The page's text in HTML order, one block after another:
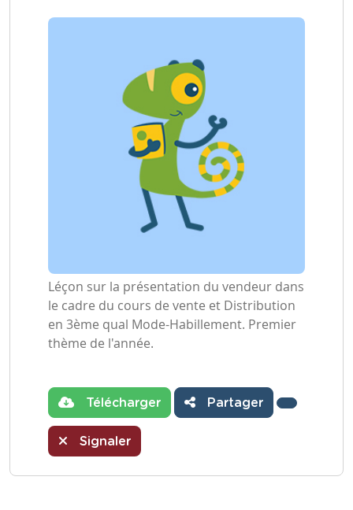
Léçon sur la présentation du vendeur dans
le cadre du cours de vente et Distribution
en 3ème qual Mode-Habillement. Premier
thème de l'année.
Télécharger Partager
Signaler